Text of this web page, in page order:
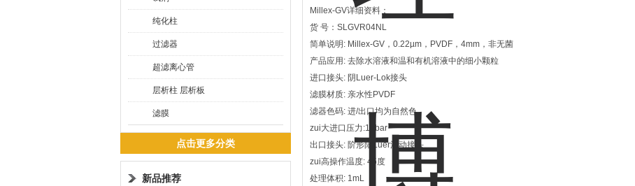
纯化柱
过滤器
超滤离心管
层析柱 层析板
滤膜
点击更多分类
新品推荐
Millex-GV详细资料：
货 号：SLGVR04NL
简单说明: Millex-GV，0.22µm，PVDF，4mm，非无菌
产品应用: 去除水溶液和温和有机溶液中的细小颗粒
进口接头: 阴Luer-Lok接头
滤膜材质: 亲水性PVDF
滤器色码: 进/出口均为自然色
zui大进口压力:14bar
出口接头: 阶形阳Luer滑动接头
zui高操作温度: 45度
处理体积: 1mL